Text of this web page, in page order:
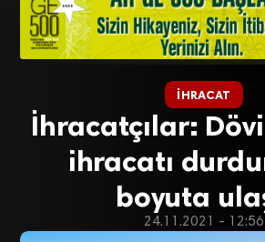
İHRACAT
İhracatçılar:
ihracatı
boyuta
24.11.2021 - 12:56